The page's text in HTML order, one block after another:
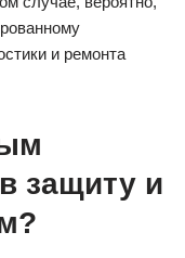
и ремонта
защиту и